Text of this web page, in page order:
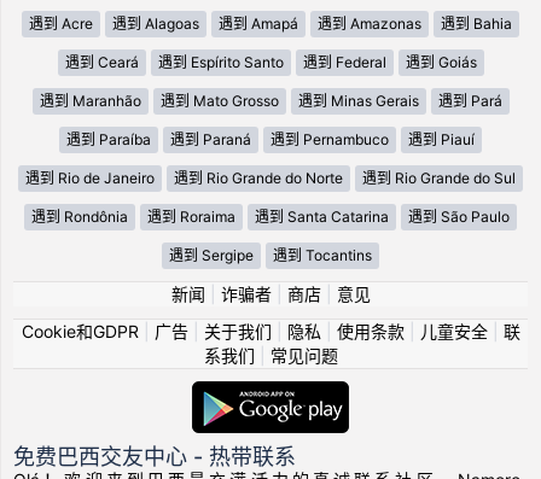
遇到 Acre 遇到 Alagoas 遇到 Amapá 遇到 Amazonas 遇到 Bahia
遇到 Ceará 遇到 Espírito Santo 遇到 Federal 遇到 Goiás
遇到 Maranhão 遇到 Mato Grosso 遇到 Minas Gerais 遇到 Pará
遇到 Paraíba 遇到 Paraná 遇到 Pernambuco 遇到 Piauí
遇到 Rio de Janeiro 遇到 Rio Grande do Norte 遇到 Rio Grande do Sul
遇到 Rondônia 遇到 Roraima 遇到 Santa Catarina 遇到 São Paulo
遇到 Sergipe 遇到 Tocantins
新闻 诈骗者| 商店| 意见
Cookie和GDPR
广告| 关于我们 隐私 使用条款| 儿童安全| 联
系我们
常见问题
免费巴西交友中心 - 热带联系